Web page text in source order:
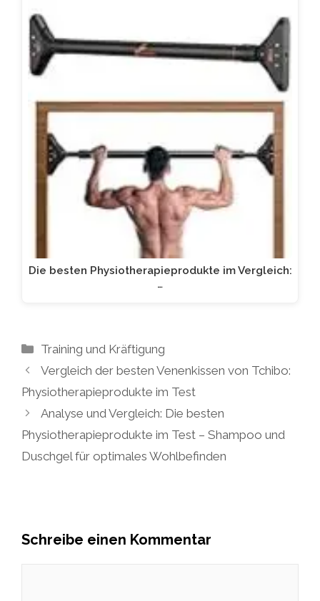
Die besten Physiotherapieprodukte im Vergleich:
…
Kategorien
Training und Kräftigung
Vergleich der besten Venenkissen von Tchibo:
Physiotherapieprodukte im Test
Analyse und Vergleich: Die besten
Physiotherapieprodukte im Test – Shampoo und
Duschgel für optimales Wohlbefinden
Schreibe einen Kommentar